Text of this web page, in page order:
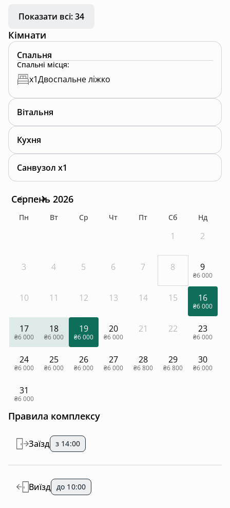
Показати всі: 34
Кімнати
Спальня
Спальні місця:
x1Двоспальне ліжко
Вітальня
Кухня
Санвузол x1
Серпень 2026
Пн Вт Ср Чт Пт Сб Нд
1 2
3 4 5 6 7 8 9
₴6 000
10 11 12 13 14 15 16
₴6 000
17
₴6 000
18
₴6 000
19
₴6 000
20
₴6 000
21 22 23
₴6 000
24
₴6 000
25
₴6 000
26
₴6 000
27
₴6 000
28
₴6 800
29
₴6 800
30
₴6 000
31
₴6 000
Правила комплексу
Заїзд з 14:00
Виїзд до 10:00